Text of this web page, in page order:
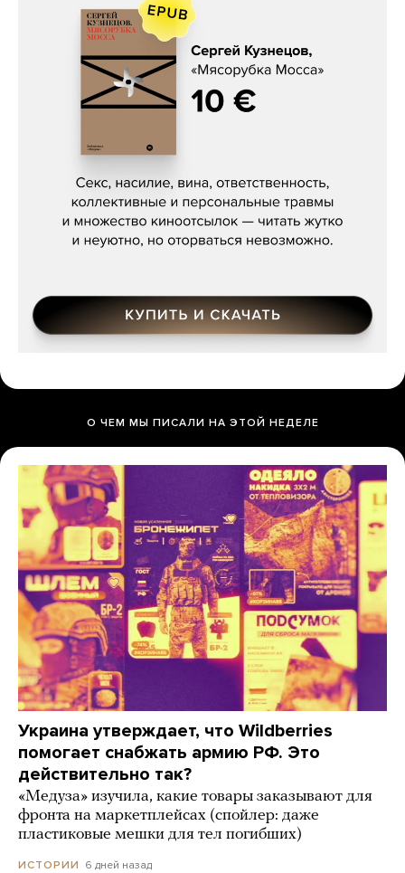
Сергей Кузнецов, «Мясорубка
О ЧЕМ МЫ ПИСАЛИ НА ЭТОЙ НЕДЕЛЕ
Украина утверждает, что Wildberries
помогает снабжать армию РФ. Это
действительно так?
«Медуза» изучила, какие товары заказывают для
фронта на маркетплейсах (спойлер: даже
пластиковые мешки для тел погибших)
ИСТОРИИ 6 дней назад